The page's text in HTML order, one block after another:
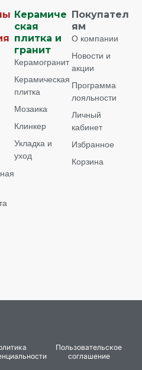
Керамиче
ская
плитка и
гранит
Керамогранит
Керамическая
плитка
Мозаика
Клинкер
Укладка и
уход
Покупател
ям
О компании
Новости и
акции
Программа
лояльности
Личный
кабинет
Избранное
Корзина
Пользовательское
соглашение